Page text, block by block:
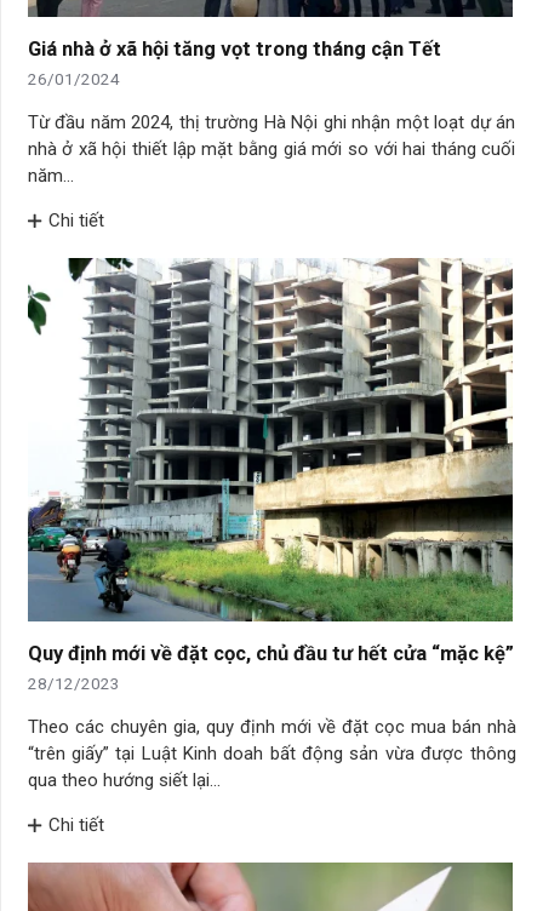
Giá nhà ở xã hội tăng vọt trong tháng cận Tết
26/01/2024
Từ đầu năm 2024, thị trường Hà Nội ghi nhận một loạt dự án
nhà ở xã hội thiết lập mặt bằng giá mới so với hai tháng cuối
năm…
Chi tiết
Quy định mới về đặt cọc, chủ đầu tư hết cửa “mặc kệ”
28/12/2023
Theo các chuyên gia, quy định mới về đặt cọc mua bán nhà
“trên giấy” tại Luật Kinh doah bất động sản vừa được thông
qua theo hướng siết lại…
Chi tiết